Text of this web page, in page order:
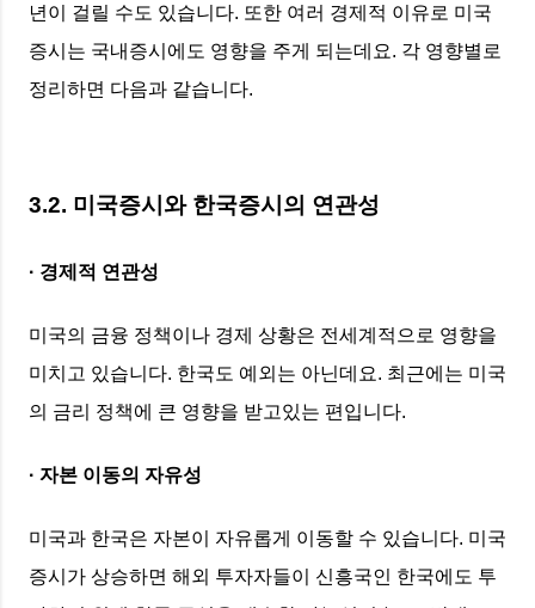
년이 걸릴 수도 있습니다. 또한 여러 경제적 이유로 미국
증시는 국내증시에도 영향을 주게 되는데요. 각 영향별로
정리하면 다음과 같습니다.
3.2. 미국증시와 한국증시의 연관성
· 경제적 연관성
미국의 금융 정책이나 경제 상황은 전세계적으로 영향을
미치고 있습니다. 한국도 예외는 아닌데요. 최근에는 미국
의 금리 정책에 큰 영향을 받고있는 편입니다.
· 자본 이동의 자유성
미국과 한국은 자본이 자유롭게 이동할 수 있습니다. 미국
증시가 상승하면 해외 투자자들이 신흥국인 한국에도 투